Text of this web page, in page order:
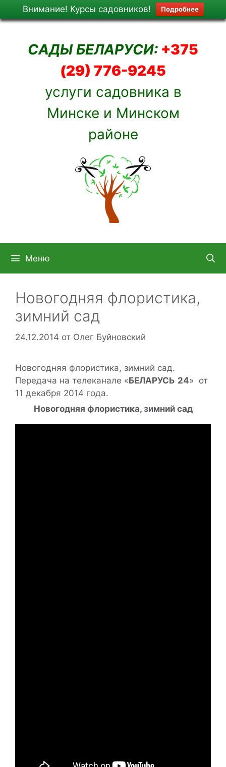
Внимание! Курсы садовников! Подробнее
Перейти
содержимому
САДЫ БЕЛАРУСИ: +375
(29) 776-9245
услуги садовника в
Минске и Минском
районе
Меню
Новогодняя флористика,
зимний сад
24.12.2014 от Олег Буйновский
Новогодняя флористика, зимний сад.
Передача на телеканале «БЕЛАРУСЬ 24» от
11 декабря 2014 года.
Новогодняя флористика, зимний сад